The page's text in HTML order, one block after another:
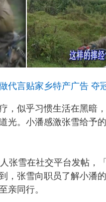
代言贴家乡特产广告 夺
，似乎习惯生活在黑暗
光。小潘感激张雪给予
张雪在社交平台发帖，
，张雪向职员了解小潘
亲同行。